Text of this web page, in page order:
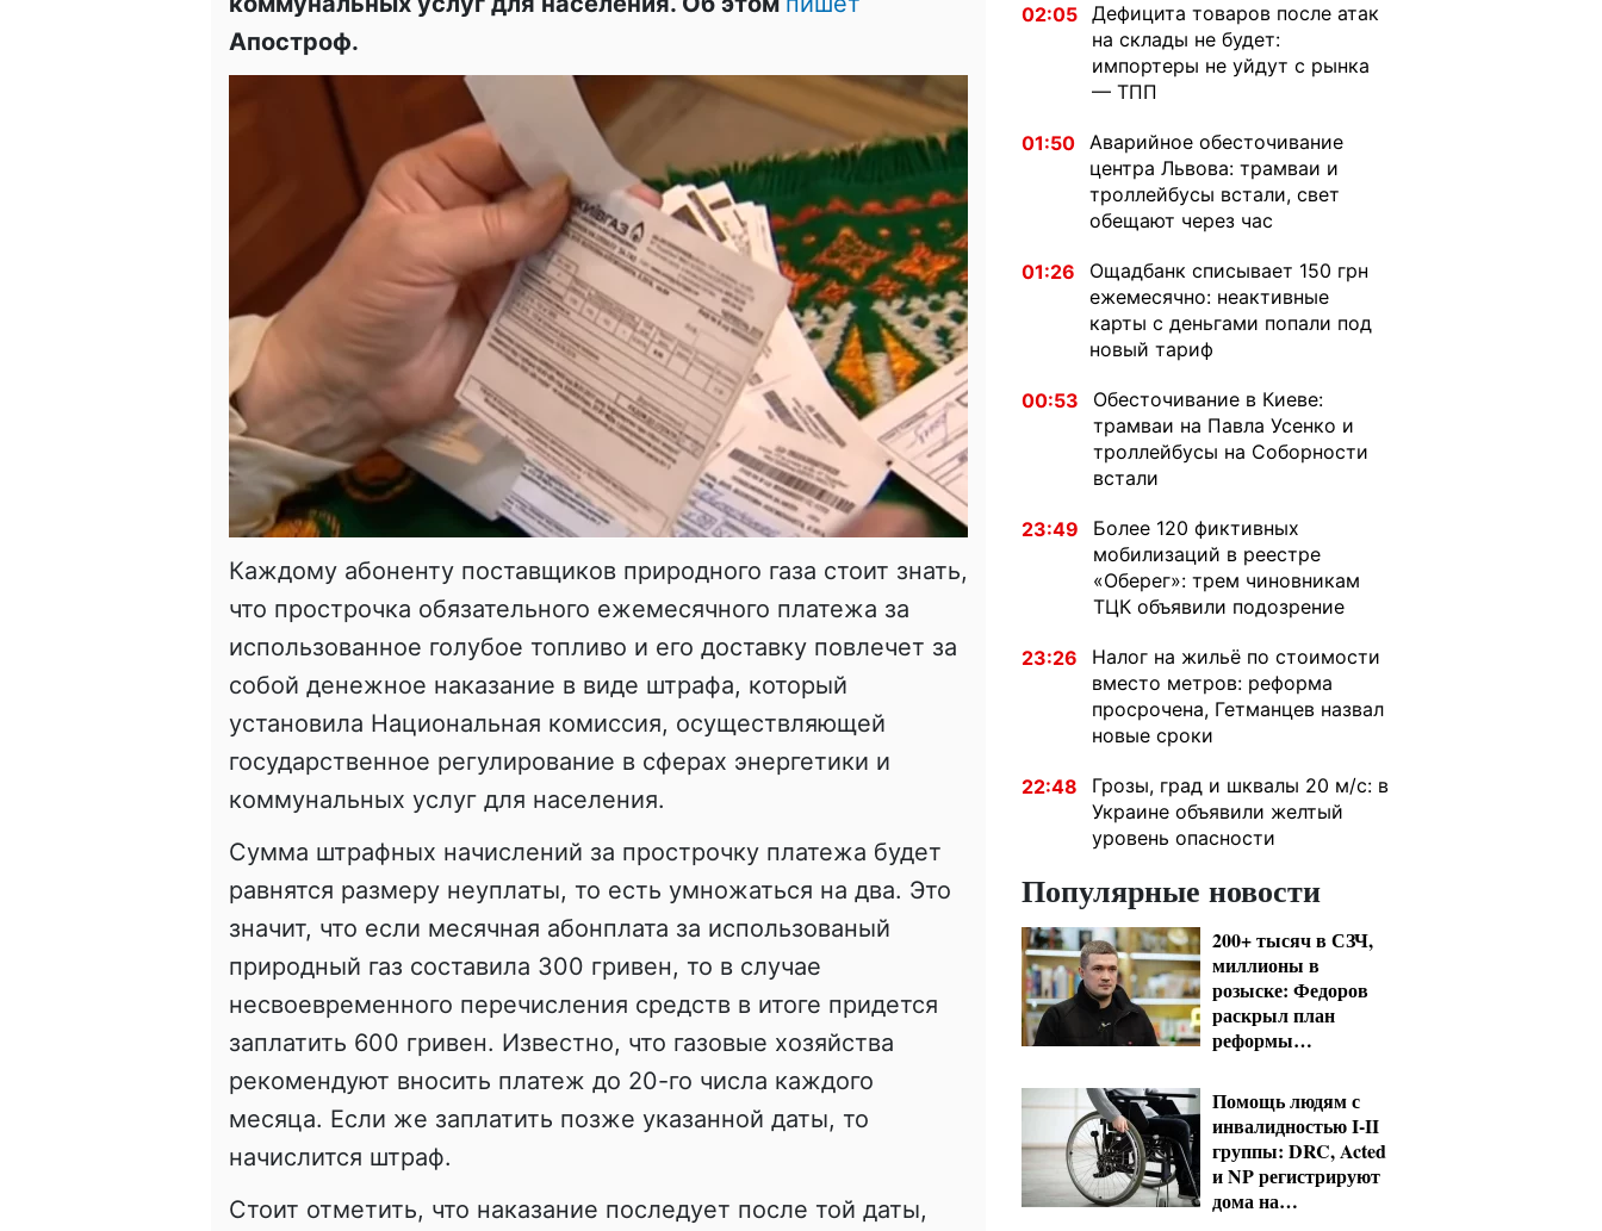
Апостроф.
Каждому абоненту поставщиков природного газа стоит знать,
что прострочка обязательного ежемесячного платежа за
использованное голубое топливо и его доставку повлечет за
собой денежное наказание в виде штрафа, который
установила Национальная комиссия, осуществляющей
государственное регулирование в сферах энергетики и
коммунальных услуг для населения.
Сумма штрафных начислений за прострочку платежа будет
равнятся размеру неуплаты, то есть умножаться на два. Это
значит, что если месячная абонплата за использованый
природный газ составила 300 гривен, то в случае
несвоевременного перечисления средств в итоге придется
заплатить 600 гривен. Известно, что газовые хозяйства
рекомендуют вносить платеж до 20-го числа каждого
месяца. Если же заплатить позже указанной даты, то
начислится штраф.
Стоит отметить, что наказание последует после той даты,
02:05 Дефицита товаров после атак
на склады не будет:
импортеры не уйдут с рынка
— ТПП
01:50 Аварийное обесточивание
центра Львова: трамваи и
троллейбусы встали, свет
обещают через час
01:26
Ощадбанк списывает 150 грн
ежемесячно: неактивные
карты с деньгами попали под
новый тариф
00:53
Обесточивание в Киеве:
трамваи на Павла Усенко и
троллейбусы на Соборности
встали
23:49
Более 120 фиктивных
мобилизаций в реестре
«Оберег»: трем чиновникам
ТЦК объявили подозрение
23:26
Налог на жильё по стоимости
вместо метров: реформа
просрочена, Гетманцев назвал
новые сроки
22:48
Грозы, град и шквалы 20 м/с: в
Украине объявили желтый
уровень опасности
Популярные новости
200+ тысяч в СЗЧ,
миллионы в
розыске: Федоров
раскрыл план
реформы
Помощь людям с
инвалидностью I-II
группы: DRC, Acted
и NP регистрируют
дома на